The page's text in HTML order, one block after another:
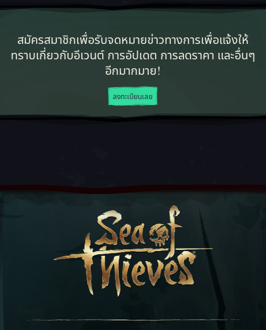
สมัครสมาชิกเพื่อรับจดหมายข่าวทางการเพื่อแจ้งให้
ทราบเกี่ยวกับอีเวนต์ การอัปเดต การลดราคา และอื่นๆ
อีกมากมาย!
ลงทะเบียนเลย